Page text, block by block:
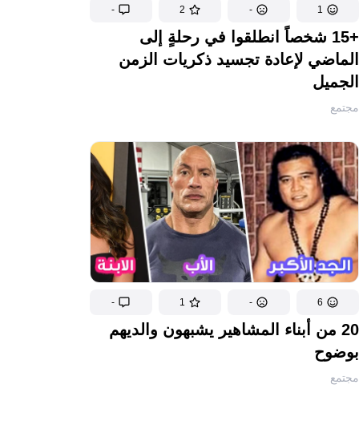
1
-
2
-
+15 شخصاً انطلقوا في رحلةٍ إلى
الماضي لإعادة تجسيد ذكريات الزمن
الجميل
مجتمع
6
-
1
-
20 من أبناء المشاهير يشبهون والديهم
بوضوح
مجتمع